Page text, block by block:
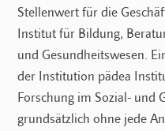
Stellenwert für die
Institut für Bildung,
und Gesundheitswesen.
der Institution pädea
Forschung im Sozial- und
grundsätzlich ohne jede